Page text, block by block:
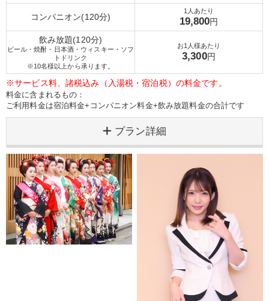
コンパニオン(120分)
1人あたり
19,800円
飲み放題(120分)
ビール・焼酎・日本酒・ウィスキー・ソフ
トドリンク
※10名様以上から承ります。
お1人様あたり
3,300円
※サービス料、諸税込み（入湯税・宿泊税）の料金です。
料金に含まれるもの：
ご利用料金は宿泊料金+コンパニオン料金+飲み放題料金の合計です
プラン詳細